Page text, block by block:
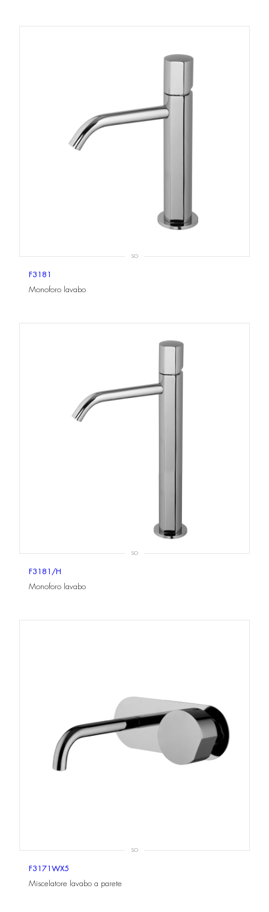
SO
F3181
Monoforo lavabo
SO
F3181/H
Monoforo lavabo
SO
F3171WX5
Miscelatore lavabo a parete